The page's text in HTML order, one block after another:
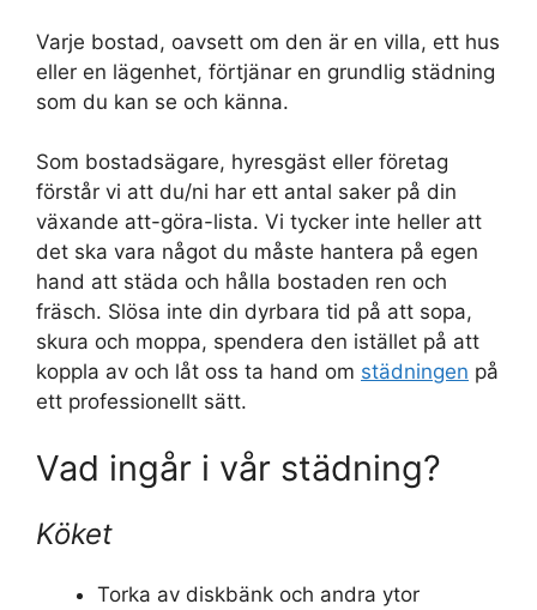
Varje bostad, oavsett om den är en villa, ett hus
eller en lägenhet, förtjänar en grundlig städning
som du kan se och känna.
Som bostadsägare, hyresgäst eller företag
förstår vi att du/ni har ett antal saker på din
växande att-göra-lista. Vi tycker inte heller att
det ska vara något du måste hantera på egen
hand att städa och hålla bostaden ren och
fräsch. Slösa inte din dyrbara tid på att sopa,
skura och moppa, spendera den istället på att
koppla av och låt oss ta hand om städningen på
ett professionellt sätt.
Vad ingår i vår städning?
Köket
Torka av diskbänk och andra ytor